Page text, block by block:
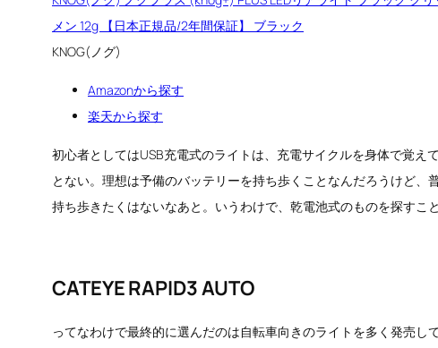
メン 12g 【日本正規品/2年間保証】 ブラック
KNOG(ノグ)
Amazonから探す
楽天から探す
初心者としてはUSB充電式のライトは、充電サイクルを身体で覚え
とない。理想は予備のバッテリーを持ち歩くことなんだろうけど
持ち歩きたくはないなあと。いうわけで、乾電池式のものを探すこ
CATEYE RAPID3 AUTO
ってなわけで最終的に選んだのは自転車向きのライトを多く発売し